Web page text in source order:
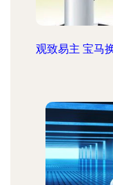
观致易主 宝马